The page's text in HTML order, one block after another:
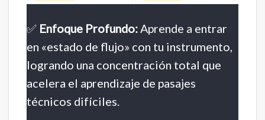
✅ Enfoque Profundo:Aprende a entrar
en «estado de flujo» con tu instrumento,
logrando una concentración total que
acelera el aprendizaje de pasajes
técnicos difíciles.